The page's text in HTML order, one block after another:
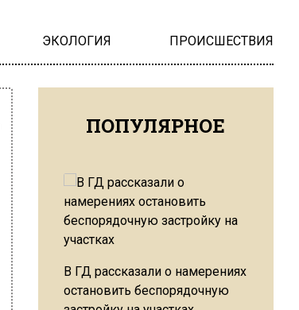
ЭКОЛОГИЯ ПРОИСШЕСТВИЯ
ПОПУЛЯРНОЕ
В ГД рассказали о намерениях
остановить беспорядочную